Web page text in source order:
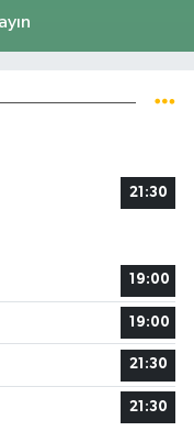
21:30
19:00
19:00
21:30
21:30